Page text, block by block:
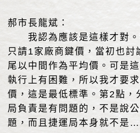
郝市長龍斌：
我認為應該是這樣才對。
只請1家廠商鍵價，當初也討
尾以中間作為平均價。可是
執行上有困難，所以我才要
價，這是最低標準。第2點，
局負責是有問題的，不是說
題，而且捷運局本身就不是…